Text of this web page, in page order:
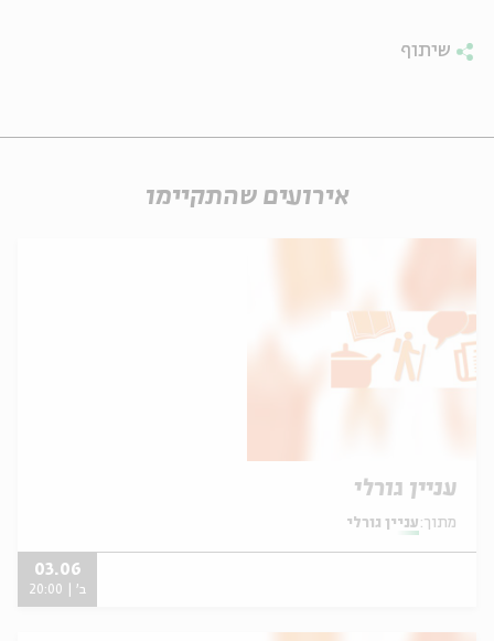
שיתוף
אירועים שהתקיימו
עניין גורלי
מתוך: עניין גורלי
03.06
ב' | 20:00